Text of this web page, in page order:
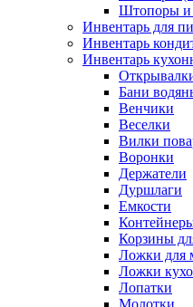
Штопоры и
Инвентарь для
Инвентарь
Инвентарь
Бани
Венчики
Веселки
Вилки
Воронки
Держатели
Дуршлаги
Емкости
Корзины
Ложки для
Ложки
Лопатки
Молотки